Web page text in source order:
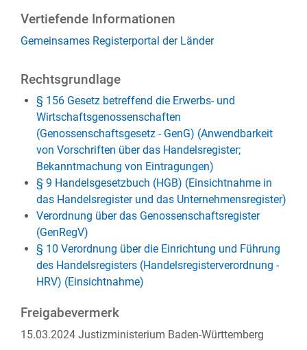
Vertiefende Informationen
Gemeinsames Registerportal der Länder
Rechtsgrundlage
§ 156 Gesetz betreffend die Erwerbs- und
Wirtschaftsgenossenschaften
(Genossenschaftsgesetz - GenG) (Anwendbarkeit
von Vorschriften über das Handelsregister;
Bekanntmachung von Eintragungen)
§ 9 Handelsgesetzbuch (HGB) (Einsichtnahme in
das Handelsregister und das Unternehmensregister)
Verordnung über das Genossenschaftsregister
(GenRegV)
§ 10 Verordnung über die Einrichtung und Führung
des Handelsregisters (Handelsregisterverordnung -
HRV) (Einsichtnahme)
Freigabevermerk
15.03.2024 Justizministerium Baden-Württemberg